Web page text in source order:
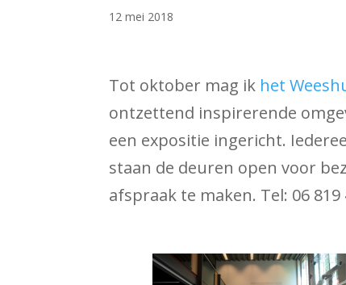
12 mei 2018
Tot oktober mag ik het
ontzettend inspirerende
een expositie ingericht.
staan de deuren open voor
afspraak te maken. Tel: 06 819